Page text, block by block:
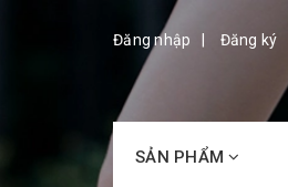
Đăng nhập Đăng ký
SẢN PHẨM